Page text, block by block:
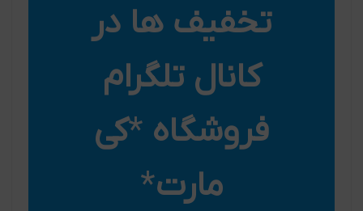
تخفیف ها در
کانال تلگرام
فروشگاه *کی
مارت*